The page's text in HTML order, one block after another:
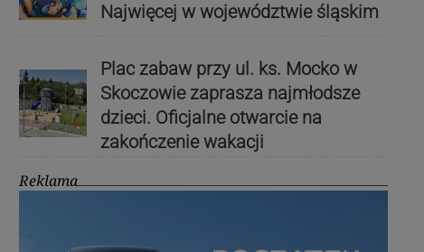
Najwięcej w województwie śląskim
Plac zabaw przy ul. ks. Mocko w
Skoczowie zaprasza najmłodsze
dzieci. Oficjalne otwarcie na
zakończenie wakacji
Reklama